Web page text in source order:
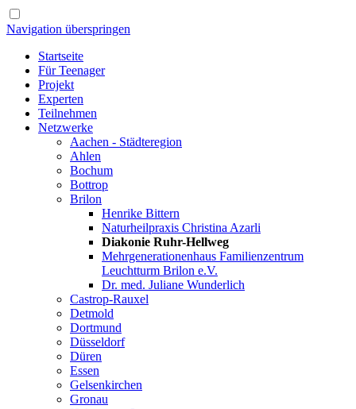
Navigation überspringen
Startseite
Für Teenager
Projekt
Experten
Teilnehmen
Netzwerke
Aachen - Städteregion
Ahlen
Bochum
Bottrop
Brilon
Henrike Bittern
Naturheilpraxis Christina Azarli
Diakonie Ruhr-Hellweg
Mehrgenerationenhaus Familienzentrum
Leuchtturm Brilon e.V.
Dr. med. Juliane Wunderlich
Castrop-Rauxel
Detmold
Dortmund
Düsseldorf
Düren
Essen
Gelsenkirchen
Gronau